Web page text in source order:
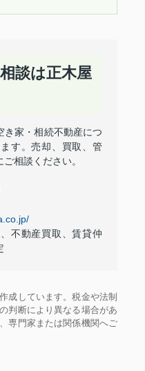
談は正木屋
き家・相続不動産につ
す。売却、買取、管
相談ください。
不動産買取、賃貸仲
成しています。税金や法制
判断により異なる場合があ
専門家または関係機関へご